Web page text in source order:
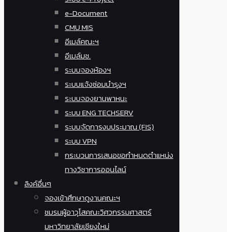
e-Document
CMU MIS
อีเมล์คณะฯ
อีเมล์มช.
ระบบจองห้องฯ
ระบบแจ้งซ่อมบำรุงฯ
ระบบจองยานพาหนะ
ระบบ ENG TECHSERV
ระบบจัดการงบประมาณ (FIS)
ระบบ VPN
กระบวนการเสนอขอกำหนดตำแหน่ง
ทางวิชาการออนไลน์
ลิงค์อื่นๆ
จองเข้าศึกษาดูงานคณะฯ
ชมรมผู้อาวุโสคณะวิศวกรรมศาสตร์
มหาวิทยาลัยเชียงใหม่